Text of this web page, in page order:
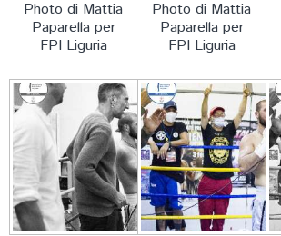
Photo di Mattia
Paparella per
FPI Liguria
Photo di Mattia
Paparella per
FPI Liguria